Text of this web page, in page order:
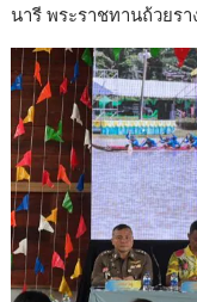
นารี พระราชทานถ้วยรา